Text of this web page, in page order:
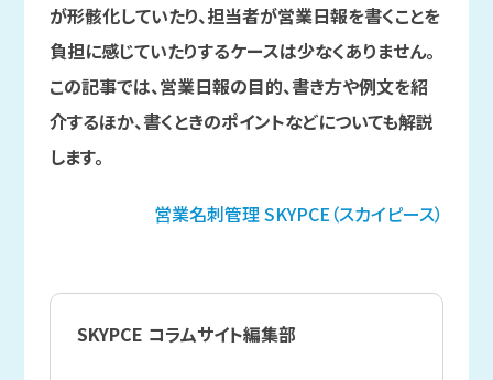
が形骸化していたり、担当者が営業日報を書くことを
負担に感じていたりするケースは少なくありません。
この記事では、営業日報の目的、書き方や例文を紹
介するほか、書くときのポイントなどについても解説
します。
営業名刺管理SKYPCE（スカイピース）
SKYPCE コラムサイト編集部